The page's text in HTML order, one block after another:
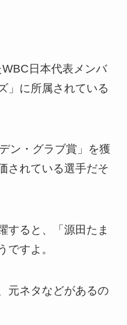
日本代表メンバ
」に所属されている
ン・グラブ賞」を獲
されている選手だそ
すると、「源田たま
ですよ。
元ネタなどがあるの